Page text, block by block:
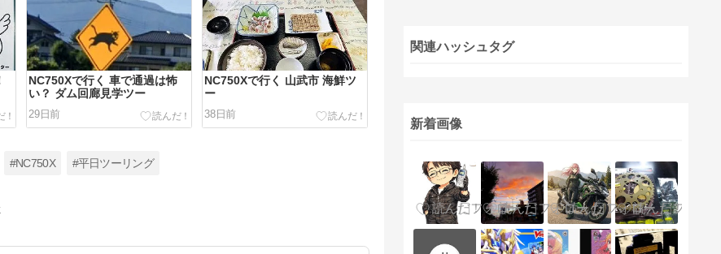
NC750Xで行く 車で通過は怖
い？ ダム回廊見学ツー
29日前
NC750Xで行く 山武市 海鮮ツ
ー
38日前
#NC750X #平日ツーリング
関連ハッシュタグ
新着画像